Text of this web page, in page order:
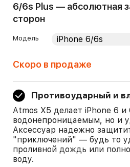
6/6s Plus — абсолютная
сторон
Модель
Скоро в продаже
Противоударный и
Atmos X5 делает iPhone 6 и
водонепроницаемым, но и
Аксессуар надежно
"приключений" — будь то
проливной дождь или
воду.